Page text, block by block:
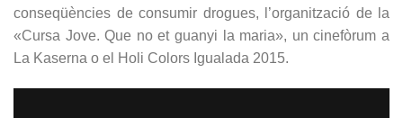
conseqüències de consumir drogues, l’organització de la
«Cursa Jove. Que no et guanyi la maria», un cinefòrum a
La Kaserna o el Holi Colors Igualada 2015.